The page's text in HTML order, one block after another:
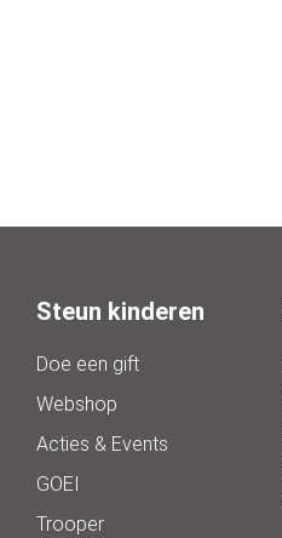
Steun kinderen
Doe een gift
Webshop
Acties & Events
GOEI
Trooper